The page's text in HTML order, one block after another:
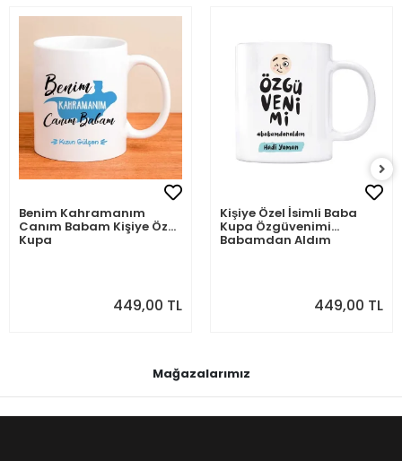
Benim Kahramanım
Canım Babam Kişiye Özel
Kupa
449,00 TL
Kişiye Özel İsimli Baba
Kupa Özgüvenimi
Babamdan Aldım
449,00 TL
Mağazalarımız